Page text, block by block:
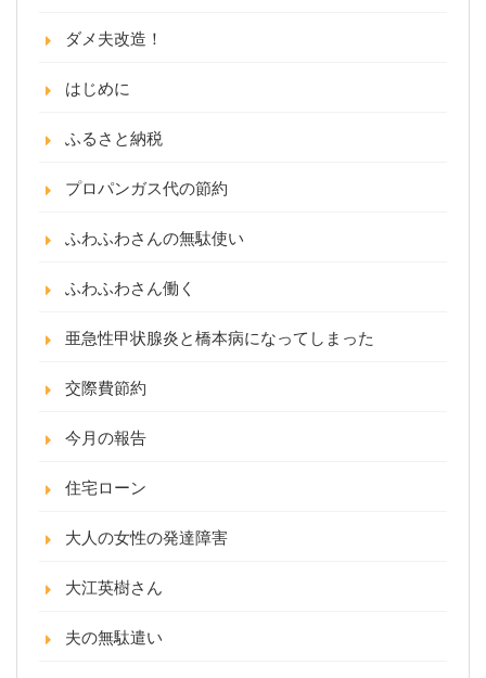
ダメ夫改造！
はじめに
ふるさと納税
プロパンガス代の節約
ふわふわさんの無駄使い
ふわふわさん働く
亜急性甲状腺炎と橋本病になってしまった
交際費節約
今月の報告
住宅ローン
大人の女性の発達障害
大江英樹さん
夫の無駄遣い